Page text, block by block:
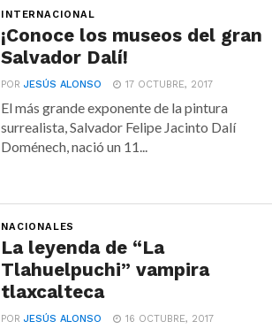
INTERNACIONAL
¡Conoce los museos del gran
Salvador Dalí!
PORJESÚS ALONSO 17 OCTUBRE, 2017
El más grande exponente de la pintura
surrealista, Salvador Felipe Jacinto Dalí
Doménech, nació un 11...
NACIONALES
La leyenda de “La
Tlahuelpuchi” vampira
tlaxcalteca
PORJESÚS ALONSO 16 OCTUBRE, 2017